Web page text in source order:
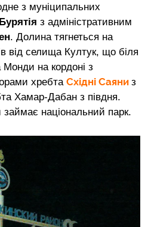
з муніципальних
з адміністративним
. Долина тягнеться на
від селища Култук, що біля
на кордоні з
хребта Східні Саяни з
Хамар-Дабан з півдня.
національний парк.